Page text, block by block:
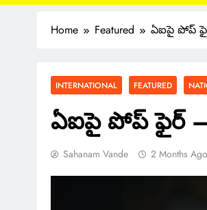
Home Featured ఏఐపై పోప్
INTERNATIONAL FEATURED
ఏఐపై పోప్ ఫైర్ –
Sahanam Vande 2 Months Ago